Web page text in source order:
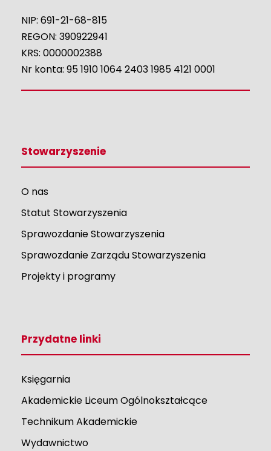
NIP: 691-21-68-815
REGON: 390922941
KRS: 0000002388
Nr konta: 95 1910 1064 2403 1985 4121 0001
Stowarzyszenie
O nas
Statut Stowarzyszenia
Sprawozdanie Stowarzyszenia
Sprawozdanie Zarządu Stowarzyszenia
Projekty i programy
Przydatne linki
Księgarnia
Akademickie Liceum Ogólnokształcące
Technikum Akademickie
Wydawnictwo